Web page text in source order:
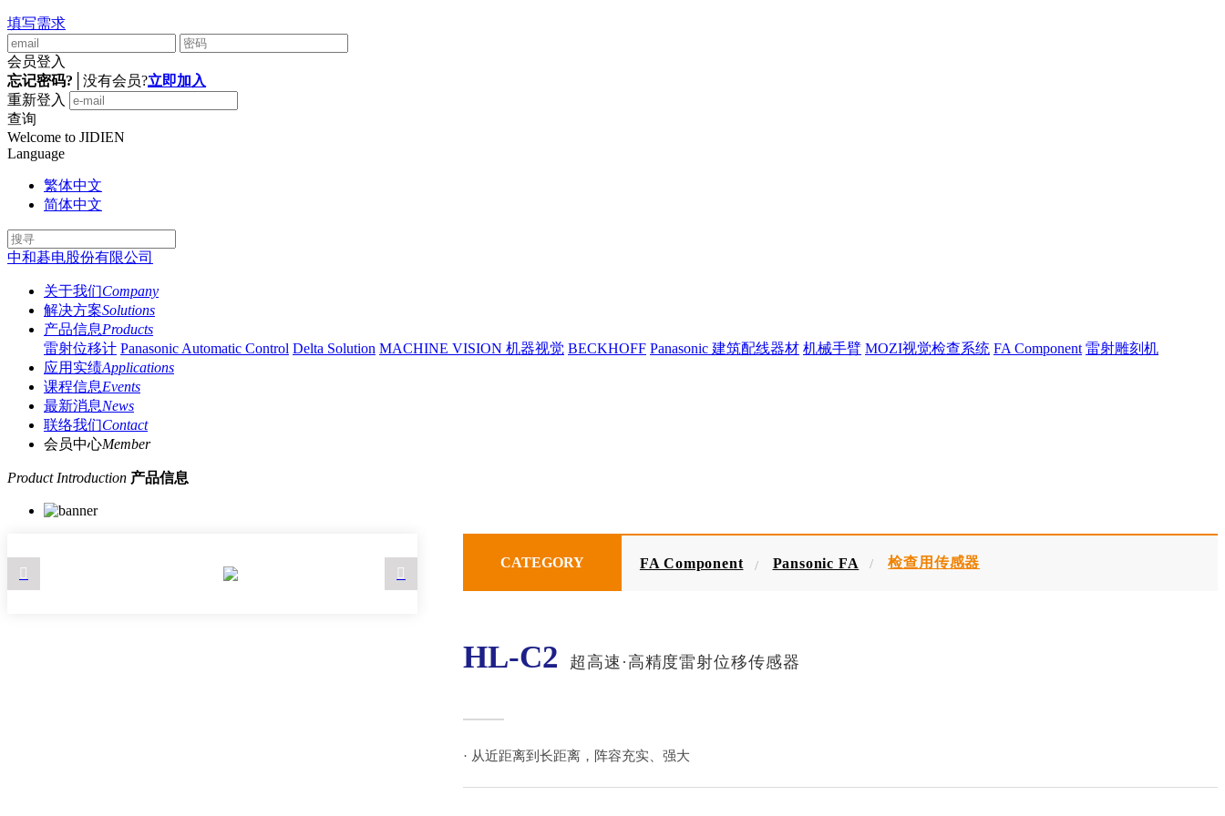
填写需求
会员登入
忘记密码?
没有会员?立即加入
重新登入
查询
Welcome to JIDIEN
Language
繁体中文
简体中文
中和碁电股份有限公司
关于我们Company
解决方案Solutions
产品信息Products
雷射位移计 Panasonic Automatic Control Delta Solution MACHINE VISION 机器视觉 BECKHOFF Panasonic 建筑配线器材 机械手臂 MOZI视觉检查系统 FA Component 雷射雕刻机
应用实绩Applications
课程信息Events
最新消息News
联络我们Contact
会员中心Member
Product Introduction 产品信息
CATEGORY FA Component Pansonic FA 检查用传感器
HL-C2 超高速·高精度雷射位移传感器
· 从近距离到长距离，阵容充实、强大